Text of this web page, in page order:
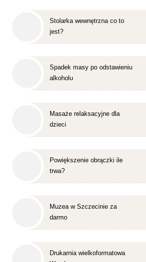
Stolarka wewnętrzna co to
jest?
Spadek masy po odstawieniu
alkoholu
Masaże relaksacyjne dla
dzieci
Powiększenie obrączki ile
trwa?
Muzea w Szczecinie za
darmo
Drukarnia wielkoformatowa